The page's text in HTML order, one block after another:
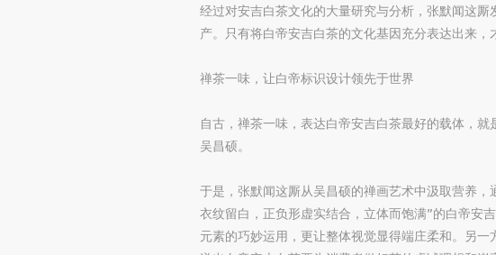
经过对安吉白茶文化的大量研究与分析，张默闻这
产。只有将白帝安吉白茶的文化基因充分表达出来
禅茶一味，让白帝标识设计领先于世界
自古，禅茶一味，表达白帝安吉白茶最好的载体，
吴昌硕。
于是，张默闻这厮从吴昌硕的禅画艺术中汲取营养
衣纹留白，正负形虚实结合，立体而饱满”的白帝安
元素的巧妙运用，更让整体视觉显得端庄柔和。另